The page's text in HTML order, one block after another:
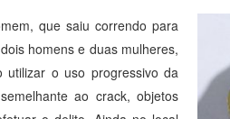
que saiu correndo para
homens e duas mulheres,
utilizar o uso progressivo da
ao crack, objetos